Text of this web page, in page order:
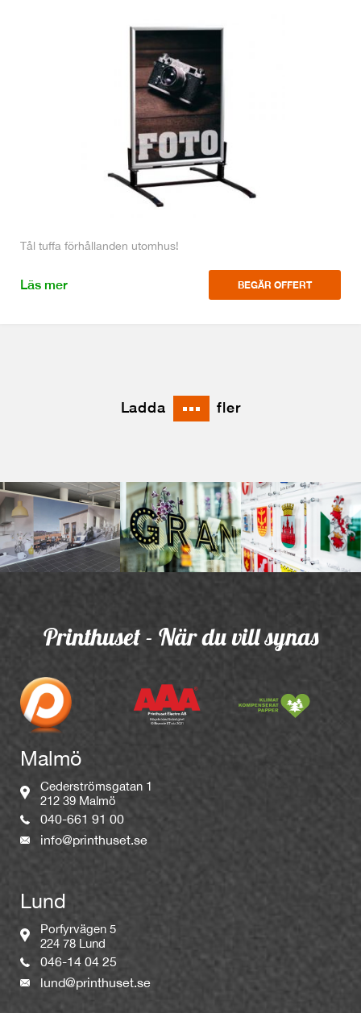
Tål tuffa förhållanden utomhus!
Läs mer BEGÄR OFFERT
Ladda fler
Printhuset - När du vill synas
Malmö
Cederströmsgatan 1
212 39 Malmö
040-661 91 00
info@printhuset.se
Lund
Porfyrvägen 5
224 78 Lund
046-14 04 25
lund@printhuset.se